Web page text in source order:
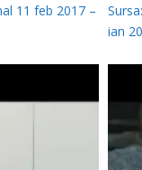
11 feb 2017 –
ian